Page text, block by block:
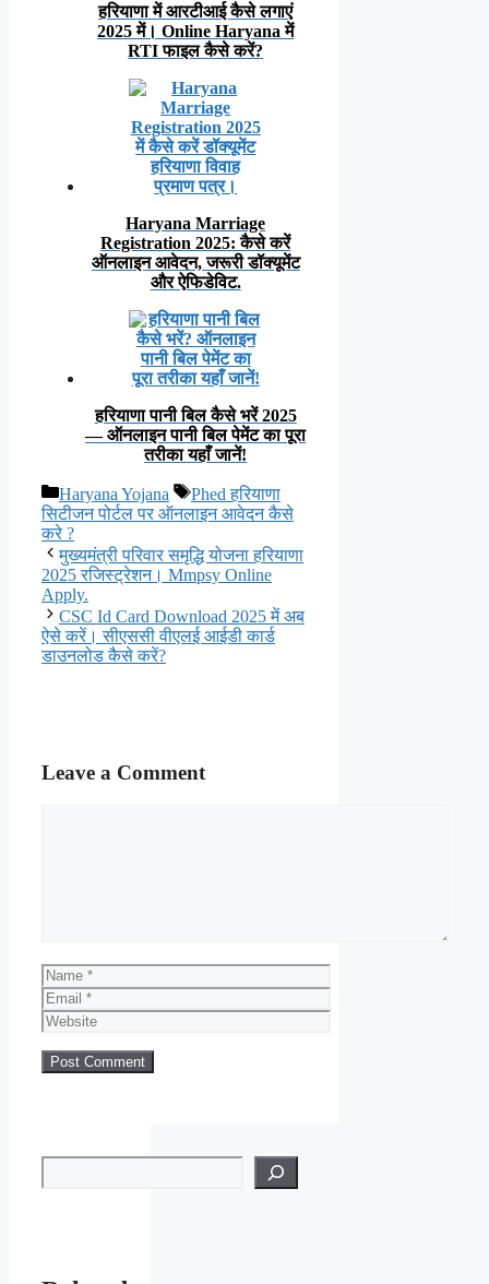
हरियाणा में आरटीआई कैसे लगाएं
2025 में। Online Haryana में
RTI फाइल कैसे करें?
Haryana Marriage
Registration 2025: कैसे करें
ऑनलाइन आवेदन, जरूरी डॉक्यूमेंट
और ऐफिडेविट.
हरियाणा पानी बिल कैसे भरें 2025
— ऑनलाइन पानी बिल पेमेंट का पूरा
तरीका यहाँ जानें!
Categories
Haryana Yojana Tags
Phed हरियाणा
सिटीजन पोर्टल पर ऑनलाइन आवेदन कैसे
करे ?
मुख्यमंत्री परिवार समृद्धि योजना हरियाणा
2025 रजिस्ट्रेशन। Mmpsy Online
Apply.
CSC Id Card Download 2025 में अब
ऐसे करें। सीएससी वीएलई आईडी कार्ड
डाउनलोड कैसे करें?
Leave a Comment
Name
Email
Website
Search